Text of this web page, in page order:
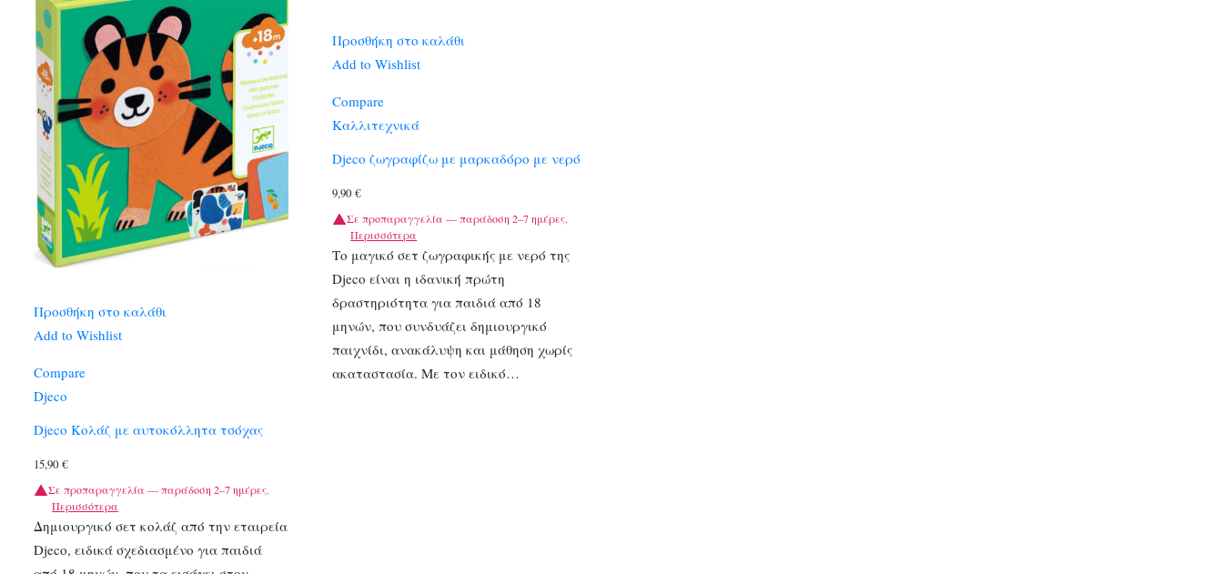
Προσθήκη στο καλάθι
Add to Wishlist
Compare
Djeco
Djeco Κολάζ με αυτοκόλλητα τσόχας
15,90 €
Σε προπαραγγελία — παράδοση 2–7 ημέρες.
Περισσότερα
Δημιουργικό σετ κολάζ από την εταιρεία
Djeco, ειδικά σχεδιασμένο για παιδιά
Προσθήκη στο καλάθι
Add to Wishlist
Compare
Καλλιτεχνικά
Djeco ζωγραφίζω με μαρκαδόρο με νερό
9,90€
Σε προπαραγγελία — παράδοση 2–7 ημέρες.
Περισσότερα
Το μαγικό σετ ζωγραφικής με νερό της
Djeco είναι η ιδανική πρώτη
δραστηριότητα για παιδιά από 18
μηνών, που συνδυάζει δημιουργικό
παιχνίδι, ανακάλυψη και μάθηση χωρίς
ακαταστασία. Με τον ειδικό…